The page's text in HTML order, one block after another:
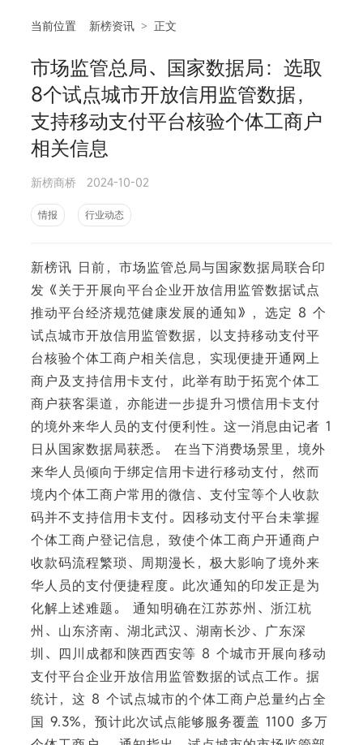
当前位置 新榜资讯 > 正文
市场监管总局、国家数据局：选取
8个试点城市开放信用监管数据，
支持移动支付平台核验个体工商户
相关信息
新榜商桥 2024-10-02
情报 行业动态
新榜讯 日前，市场监管总局与国家数据局联合印
发《关于开展向平台企业开放信用监管数据试点
推动平台经济规范健康发展的通知》，选定 8 个
试点城市开放信用监管数据，以支持移动支付平
台核验个体工商户相关信息，实现便捷开通网上
商户及支持信用卡支付，此举有助于拓宽个体工
商户获客渠道，亦能进一步提升习惯信用卡支付
的境外来华人员的支付便利性。这一消息由记者 1
日从国家数据局获悉。 在当下消费场景里，境外
来华人员倾向于绑定信用卡进行移动支付，然而
境内个体工商户常用的微信、支付宝等个人收款
码并不支持信用卡支付。因移动支付平台未掌握
个体工商户登记信息，致使个体工商户开通商户
收款码流程繁琐、周期漫长，极大影响了境外来
华人员的支付便捷程度。此次通知的印发正是为
化解上述难题。 通知明确在江苏苏州、浙江杭
州、山东济南、湖北武汉、湖南长沙、广东深
圳、四川成都和陕西西安等 8 个城市开展向移动
支付平台企业开放信用监管数据的试点工作。据
统计，这 8 个试点城市的个体工商户总量约占全
国 9.3%，预计此次试点能够服务覆盖 1100 多万